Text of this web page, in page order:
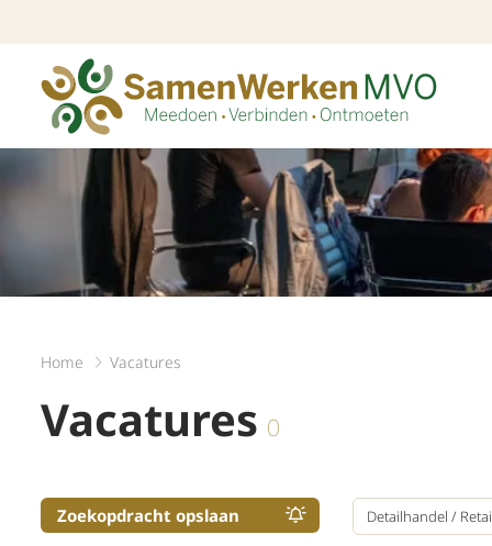
Home Vacatures
Vacatures 0
Zoekopdracht opslaan Detailhandel /